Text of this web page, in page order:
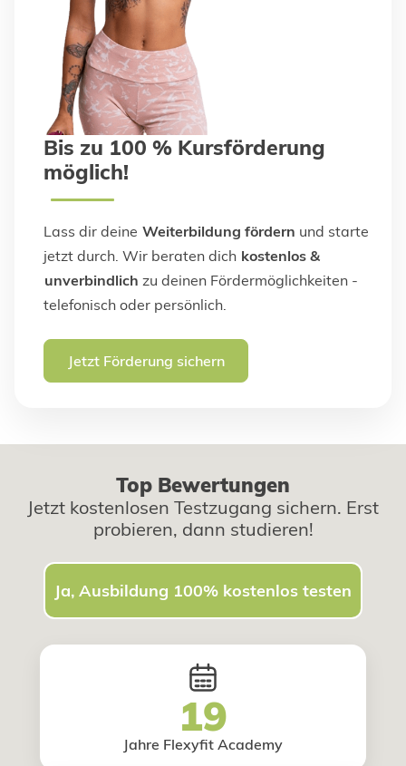
Bis zu 100 % Kursförderung
möglich!
Lass dir deine Weiterbildung fördern und starte
jetzt durch. Wir beraten dich kostenlos &
unverbindlich zu deinen Fördermöglichkeiten -
telefonisch oder persönlich.
Jetzt Förderung sichern
Top Bewertungen
Jetzt kostenlosen Testzugang sichern. Erst
probieren, dann studieren!
Ja, Ausbildung 100% kostenlos testen
19
Jahre Flexyfit Academy